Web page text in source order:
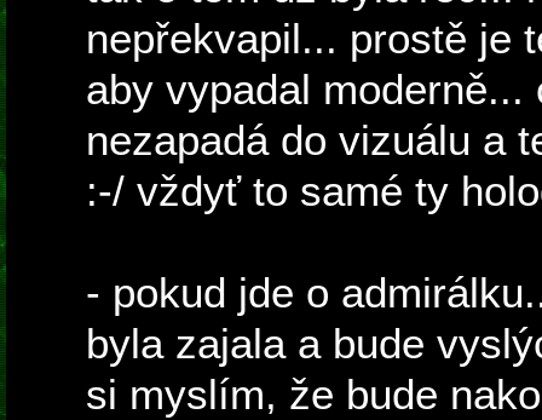
nepřekvapil... prostě je
aby vypadal moderně...
nezapadá do vizuálu a
:-/ vždyť to samé ty
- pokud jde o
byla zajala a bude
si myslím, že bude